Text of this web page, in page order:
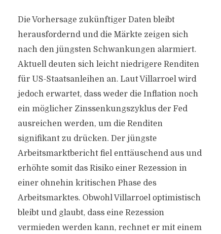
Die Vorhersage zukünftiger Daten bleibt
herausfordernd und die Märkte zeigen sich
nach den jüngsten Schwankungen alarmiert.
Aktuell deuten sich leicht niedrigere Renditen
für US-Staatsanleihen an. Laut Villarroel wird
jedoch erwartet, dass weder die Inflation noch
ein möglicher Zinssenkungszyklus der Fed
ausreichen werden, um die Renditen
signifikant zu drücken. Der jüngste
Arbeitsmarktbericht fiel enttäuschend aus und
erhöhte somit das Risiko einer Rezession in
einer ohnehin kritischen Phase des
Arbeitsmarktes. Obwohl Villarroel optimistisch
bleibt und glaubt, dass eine Rezession
vermieden werden kann, rechnet er mit einem